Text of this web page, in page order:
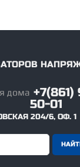
+7(861)
50-01
204/6, ОФ. 1